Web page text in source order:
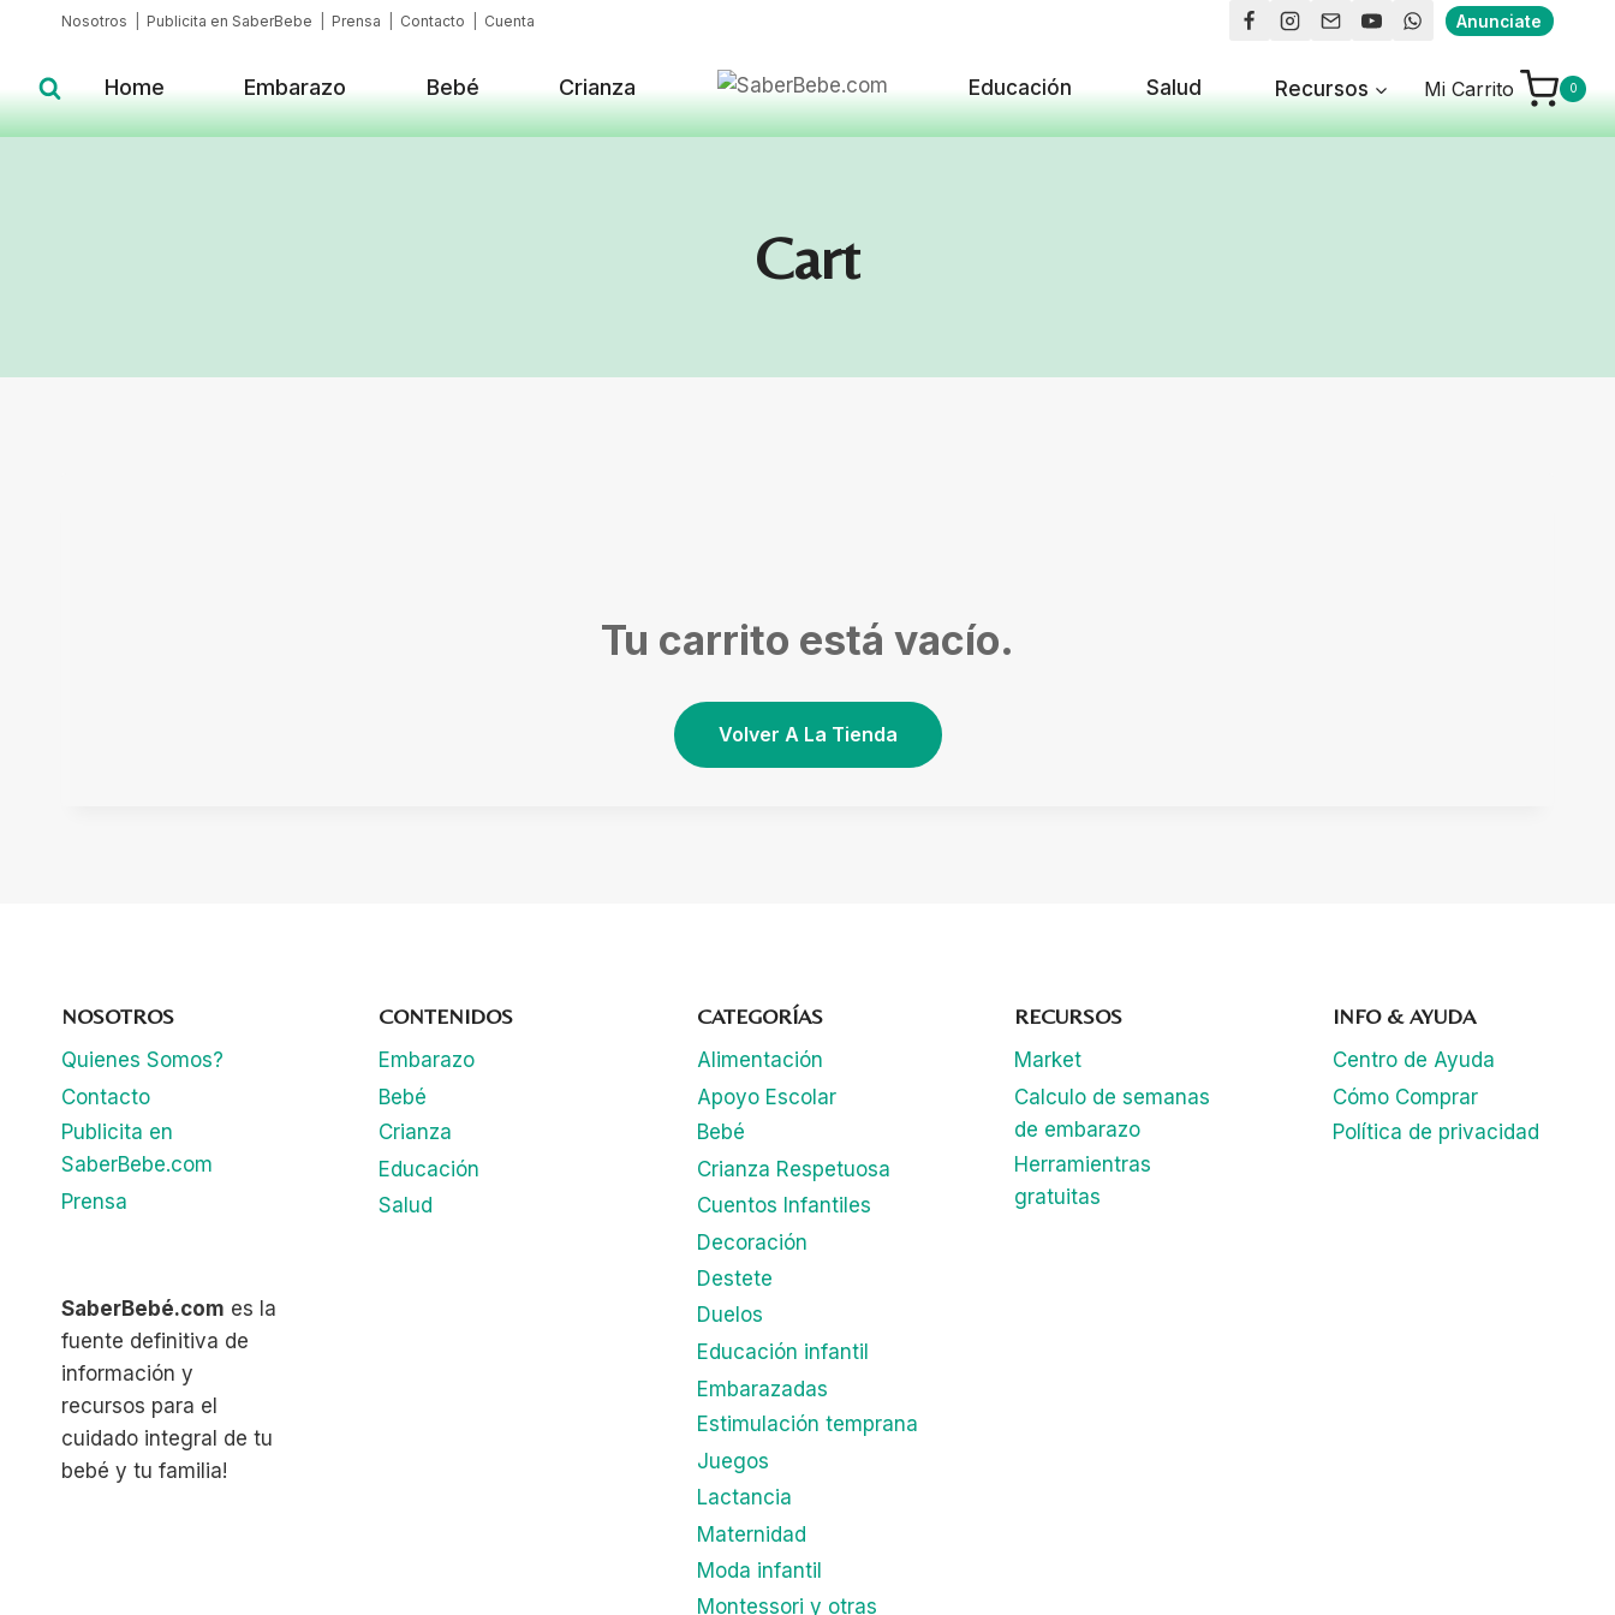
content
Nosotros Publicita en SaberBebe Prensa Contacto Cuenta Anunciate
Home Embarazo Bebé Crianza Educación Salud Recursos Mi Carrito 0
Cart
Tu carrito está vacío.
Volver A La Tienda
NOSOTROS
Quienes Somos?
Contacto
Publicita en
SaberBebe.com
Prensa
SaberBebé.com es la
fuente definitiva de
información y
recursos para el
cuidado integral de tu
bebé y tu familia!
CONTENIDOS
Embarazo
Bebé
Crianza
Educación
Salud
CATEGORÍAS
Alimentación
Apoyo Escolar
Bebé
Crianza Respetuosa
Cuentos Infantiles
Decoración
Destete
Duelos
Educación infantil
Embarazadas
Estimulación temprana
Juegos
Lactancia
Maternidad
Moda infantil
Montessori y otras
RECURSOS
Market
Calculo de semanas
de embarazo
Herramientras
gratuitas
INFO & AYUDA
Centro de Ayuda
Cómo Comprar
Política de privacidad